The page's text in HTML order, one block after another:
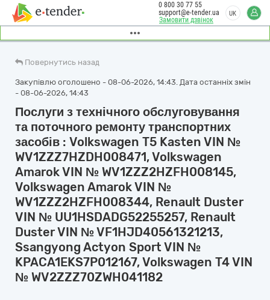
Замовити дзвінок
0 800 30 77 55
support@e-tender.ua
UK
Повернутись назад
Закупівлю оголошено - 08-06-2026, 14:43. Дата останніх змін
- 08-06-2026, 14:43
Послуги з технічного обслуговування
та поточного ремонту транспортних
засобів : Volkswagen T5 Kasten VIN №
WV1ZZZ7HZDH008471, Volkswagen
Amarok VIN № WV1ZZZ2HZFH008145,
Volkswagen Amarok VIN №
WV1ZZZ2HZFH008344, Renault Duster
VIN № UU1HSDADG52255257, Renault
Duster VIN № VF1HJD40561321213,
Ssangyong Actyon Sport VIN №
KPACA1EKS7P012167, Volkswagen T4 VIN
№ WV2ZZZ70ZWH041182